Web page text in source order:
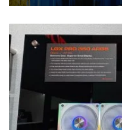
2026:
Cougar
Rilis
Lini
Liquid
Cooler
LQX
Pro